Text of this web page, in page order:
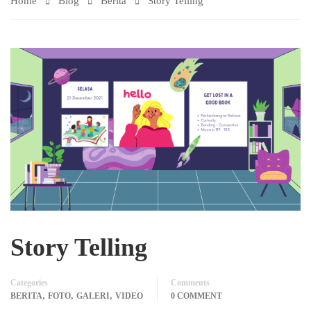
Story Telling
Categories
BERITA, FOTO, GALERI, VIDEO
Comments
0 COMMENT